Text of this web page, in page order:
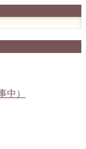
中）